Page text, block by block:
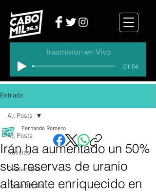
Trasmisión en Vivo
-01:04
Entrada
All Posts
Noticias
Destacados
Tema del dia
All Posts
Irán ha aumentado un 50%
sus reservas de uranio
altamente enriquecido en
Fernando Romero